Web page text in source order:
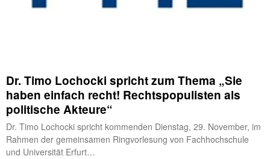
Dr. Timo Lochocki spricht zum Thema „Sie
haben einfach recht! Rechtspopulisten als
politische Akteure“
Dr. Timo Lochocki spricht kommenden Dienstag, 29. November, im
Rahmen der gemeinsamen Ringvorlesung von Fachhochschule
und Universität Erfurt…